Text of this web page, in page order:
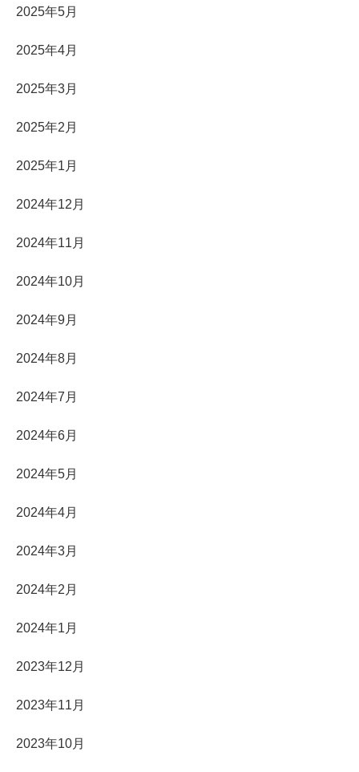
2025年5月
2025年4月
2025年3月
2025年2月
2025年1月
2024年12月
2024年11月
2024年10月
2024年9月
2024年8月
2024年7月
2024年6月
2024年5月
2024年4月
2024年3月
2024年2月
2024年1月
2023年12月
2023年11月
2023年10月